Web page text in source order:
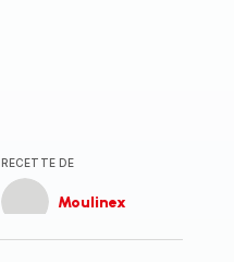
RECETTE DE
Moulinex